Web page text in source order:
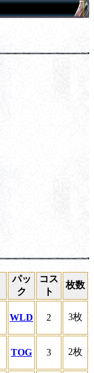
パッ
ク
コス
ト
枚数
WLD 2 3枚
TOG 3 2枚